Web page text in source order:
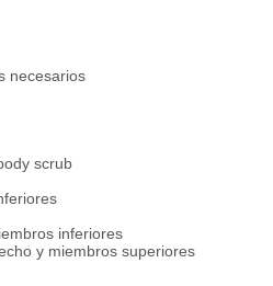
necesarios
scrub
inferiores
y miembros superiores